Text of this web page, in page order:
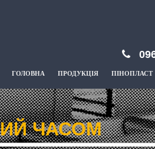
ГОЛОВНА ПРОДУКЦІЯ ПІНОПЛАСТ
ЧАСОМ